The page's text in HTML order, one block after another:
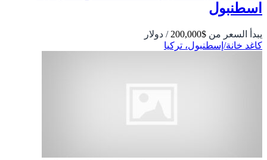
اسطنبول
يبدأ السعر من $200,000
/ دولار
كاغد خانة/إسطنبول، تركيا